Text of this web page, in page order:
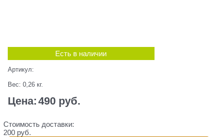
Есть в наличии
Артикул:
Вес: 0,26 кг.
Цена:490 руб.
Стоимость доставки:
200 руб.